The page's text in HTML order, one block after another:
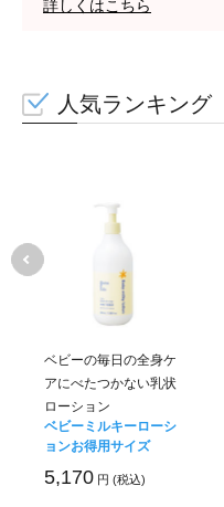
詳しくはこちら
人気ランキング
ベビーの毎日の全身ケ
アにべたつかない乳状
ローション
ベビーミルキーローシ
ョンお得用サイズ
5,170 円 (税込)